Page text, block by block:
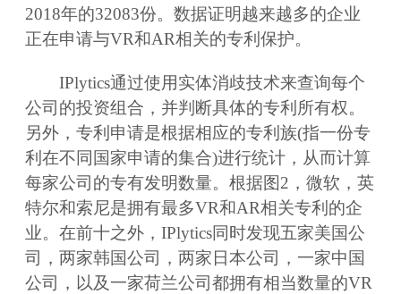
2018年的32083份。数据证明越来越多的企业
正在申请与VR和AR相关的专利保护。
IPlytics通过使用实体消歧技术来查询每个
公司的投资组合，并判断具体的专利所有权。
另外，专利申请是根据相应的专利族(指一份专
利在不同国家申请的集合)进行统计，从而计算
每家公司的专有发明数量。根据图2，微软，英
特尔和索尼是拥有最多VR和AR相关专利的企
业。在前十之外，IPlytics同时发现五家美国公
司，两家韩国公司，两家日本公司，一家中国
公司，以及一家荷兰公司都拥有相当数量的VR